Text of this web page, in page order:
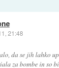
21:48
da se jih lahko
za bombe in so